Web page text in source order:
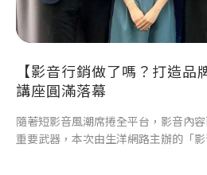
【影音行銷做了嗎？打造
講座圓滿落幕
隨著短影音風潮席捲全平台，影音內
重要武器，本次由生洋網路主辦的「